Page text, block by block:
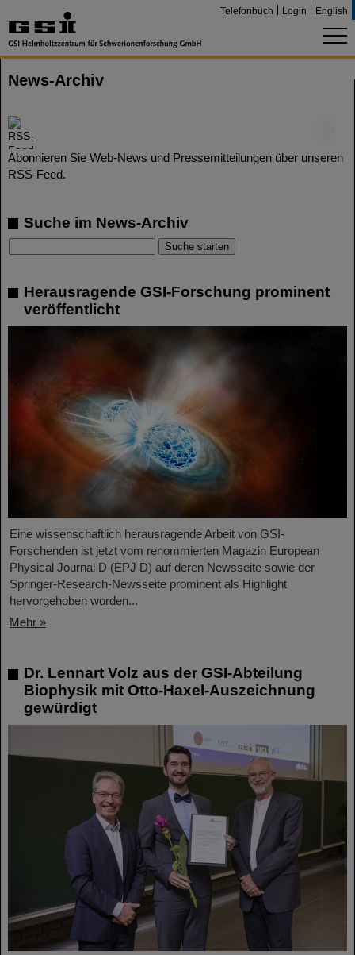
Telefonbuch Login English
News-Archiv
Abonnieren Sie Web-News und Pressemitteilungen über unseren
RSS-Feed.
Suche im News-Archiv
Herausragende GSI-Forschung prominent
veröffentlicht
Eine wissenschaftlich herausragende Arbeit von GSI-
Forschenden ist jetzt vom renommierten Magazin European
Physical Journal D (EPJ D) auf deren Newsseite sowie der
Springer-Research-Newsseite prominent als Highlight
hervorgehoben worden...
Mehr »
Dr. Lennart Volz aus der GSI-Abteilung
Biophysik mit Otto-Haxel-Auszeichnung
gewürdigt